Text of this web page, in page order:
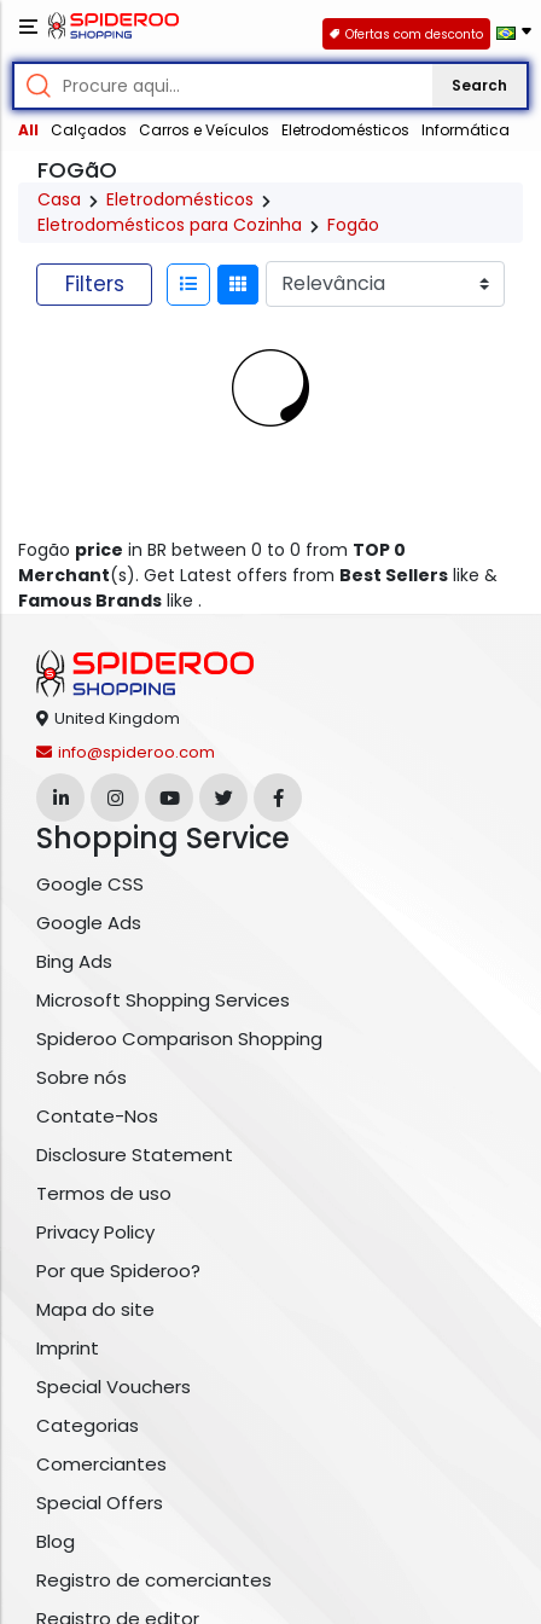
Search
All Calçados Carros e Veículos Eletrodomésticos Informática
Ofertas com desconto
FOGãO
Casa
Eletrodomésticos
Eletrodomésticos para Cozinha
Fogão
Filters
Fogão price in BR between 0 to 0 from TOP 0
Merchant(s). Get Latest offers from Best Sellers like &
Famous Brands like .
United Kingdom
info@spideroo.com
Shopping Service
Google CSS
Google Ads
Bing Ads
Microsoft Shopping Services
Spideroo Comparison Shopping
Sobre nós
Contate-Nos
Disclosure Statement
Termos de uso
Privacy Policy
Por que Spideroo?
Mapa do site
Imprint
Special Vouchers
Categorias
Comerciantes
Special Offers
Blog
Registro de comerciantes
Registro de editor